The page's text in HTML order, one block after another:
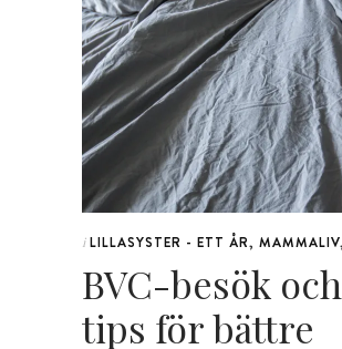
i LILLASYSTER - ETT ÅR, MAMMALIV,
BVC-besök
tips för bättre